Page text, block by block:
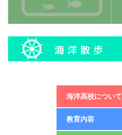
海洋高校について
教育内容